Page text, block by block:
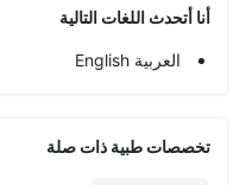
أنا أتحدث اللغات التالية
العربية English
تخصصات طبیة ذات صلة